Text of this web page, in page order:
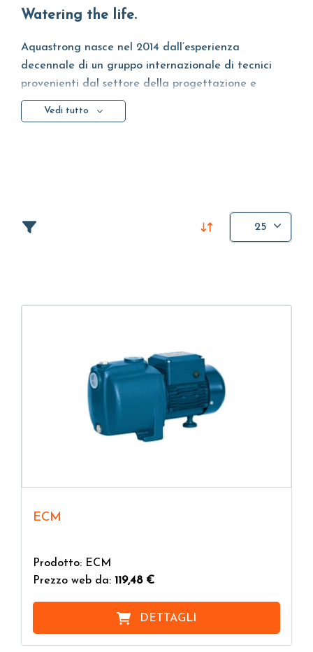
Watering the life.
Aquastrong nasce nel 2014 dall’esperienza
decennale di un gruppo internazionale di tecnici
provenienti dal settore della progettazione e
produzione dellepompe idrauliche
una gamma ampia di prodotti che uniscono
L'azienda ha una vocazione internazionale ed è
presente direttamente o tramite distributori in oltre
Vedi tutto
25
ECM
Prodotto: ECM
Prezzo web da: 119,48 €
DETTAGLI